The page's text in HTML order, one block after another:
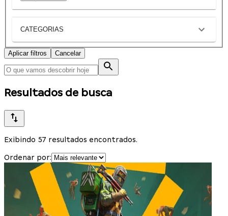
CATEGORIAS
Aplicar filtros Cancelar
Resultados de busca
Exibindo 57 resultados encontrados.
Ordenar por: